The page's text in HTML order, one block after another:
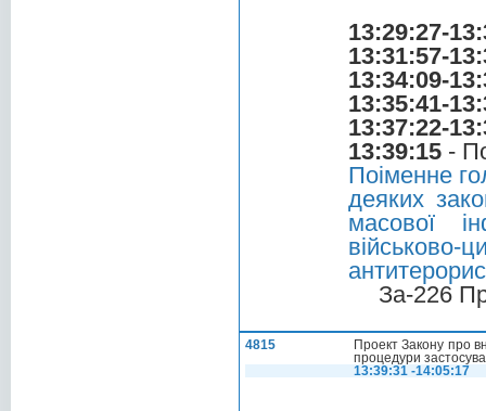
13:29:27-
13:31:57-
13:34:09-
13:35:41-
13:37:22-
13:39:15 -
Поіменне
деяких
масової
За-226
4815
Проект Закону про
процедури
13:39:31 -14:05:17